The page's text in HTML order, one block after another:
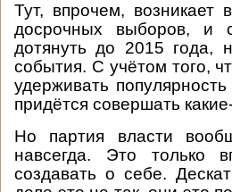
Тут, впрочем,
досрочных выборов, и
дотянуть до 2015 года,
события. С учётом того,
удерживать
придётся совершать
Но партия власти
навсегда. Это только
создавать о себе.